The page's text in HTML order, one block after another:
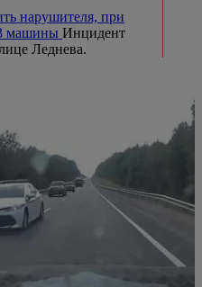
нарушителя, при
машины Инцидент
Леднева.